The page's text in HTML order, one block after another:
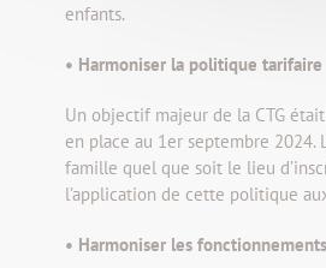
enfants.
• Harmoniser la politique tarifaire
Un objectif majeur de la CTG
en place au 1er septembre
famille quel que soit le lieu
l’application de cette politique
• Harmoniser les